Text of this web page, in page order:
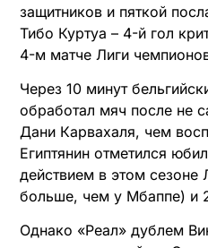
защитников и пяткой
Тибо Куртуа – 4-й гол
4-м матче Лиги
Через 10 минут
обработал мяч после не
Дани Карвахаля, чем
Египтянин отметился
действием в этом сезоне
больше, чем у Мбаппе) и
Однако «Реал» дублем